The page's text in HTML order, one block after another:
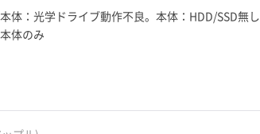
本体：光学ドライブ動作不良。本体：HDD/SSD無し
本体のみ